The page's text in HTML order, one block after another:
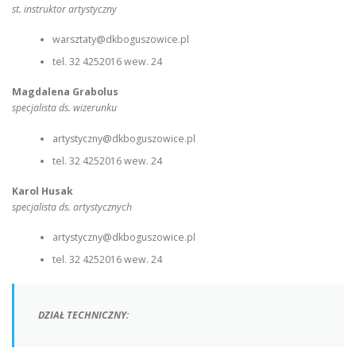
st. instruktor artystyczny
warsztaty@dkboguszowice.pl
tel. 32 4252016 wew. 24
Magdalena Grabolus
specjalista ds. wizerunku
artystyczny@dkboguszowice.pl
tel. 32 4252016 wew. 24
Karol Husak
specjalista ds. artystycznych
artystyczny@dkboguszowice.pl
tel. 32 4252016 wew. 24
DZIAŁ TECHNICZNY: